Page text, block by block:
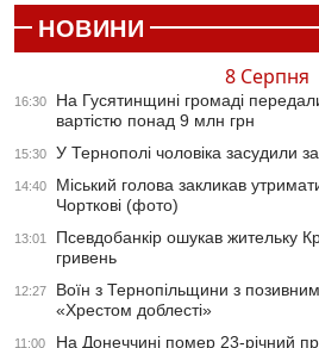
НОВИНИ
8 Серпня
16:30
На Гусятинщині громаді
вартістю понад 9 млн грн
15:30 У Тернополі чоловіка засудили за
14:40
Міський голова закликав
Чорткові (фото)
13:01
Псевдобанкір ошукав жительку
гривень
12:27
Воїн з Тернопільщини з
«Хрестом доблесті»
11:00
На Донеччині помер 23-річний